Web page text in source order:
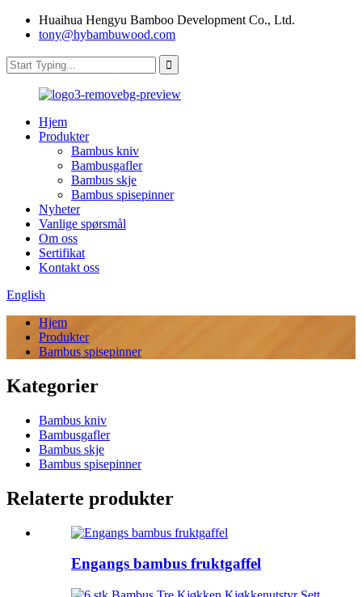
Huaihua Hengyu Bamboo Development Co., Ltd.
tony@hybambuwood.com
Hjem
Produkter
Bambus kniv
Bambusgafler
Bambus skje
Bambus spisepinner
Nyheter
Vanlige spørsmål
Om oss
Sertifikat
Kontakt oss
English
Hjem
Produkter
Bambus spisepinner
Kategorier
Bambus kniv
Bambusgafler
Bambus skje
Bambus spisepinner
Relaterte produkter
Engangs bambus fruktgaffel